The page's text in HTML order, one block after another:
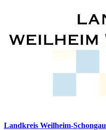
Landkreis Weilheim-Schongau